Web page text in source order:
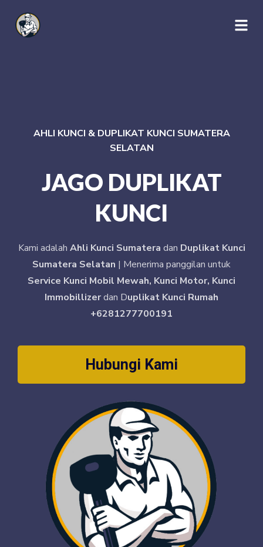
AHLI KUNCI & DUPLIKAT KUNCI SUMATERA
SELATAN
JAGO DUPLIKAT
KUNCI
Kami adalah Ahli Kunci Sumatera dan Duplikat Kunci
Sumatera Selatan | Menerima panggilan untuk
Service Kunci Mobil Mewah, Kunci Motor, Kunci
Immobillizerdan Duplikat Kunci Rumah
+6281277700191
Hubungi Kami